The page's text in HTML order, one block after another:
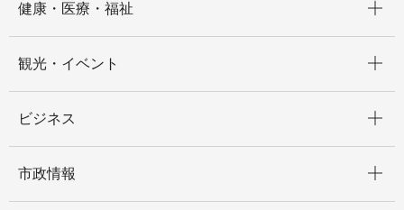
健康・医療・福祉
観光・イベント
ビジネス
市政情報